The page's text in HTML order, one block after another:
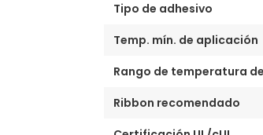
Tipo de adhesivo
Temp. mín. de aplicación
Rango de temperatura
Ribbon recomendado